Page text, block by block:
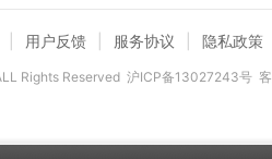
用户反馈 服务协议 隐私政策
Rights Reserved 沪ICP备13027243号